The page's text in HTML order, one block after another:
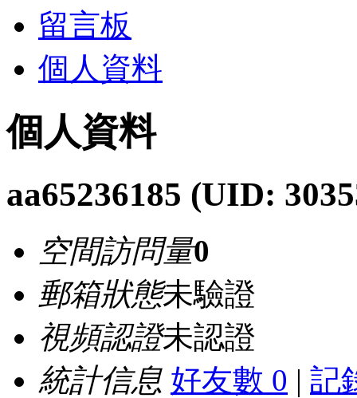
留言板
個人資料
個人資料
aa65236185 (UID:
空間訪問量0
郵箱狀態未驗證
視頻認證未認證
統計信息 好友數 0 | 記